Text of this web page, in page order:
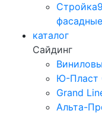
каталог
Сайдинг
Ю-Пласт
Grand
Альта-